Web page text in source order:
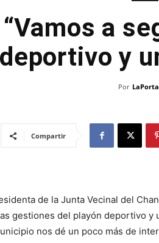
a
y
Por
Compartir
de la Junta Vecinal del
gestiones del playón deportivo y
nos dé un poco más de